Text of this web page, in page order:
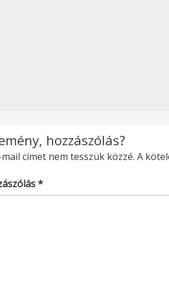
hozzászólás?
címet nem tesszük közzé. A
*